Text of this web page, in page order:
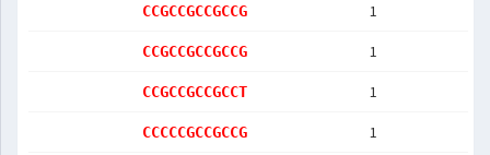
CCGCCGCCGCCG 1
CCGCCGCCGCCG 1
CCGCCGCCGCCT 1
CCCCCGCCGCCG 1